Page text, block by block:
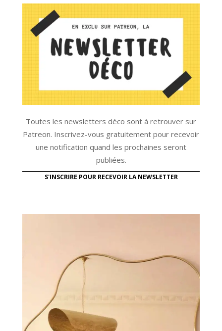
Toutes les newsletters déco sont à retrouver sur
Patreon. Inscrivez-vous gratuitement pour recevoir
une notification quand les prochaines seront
publiées.
S'INSCRIRE POUR RECEVOIR LA NEWSLETTER